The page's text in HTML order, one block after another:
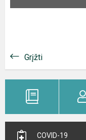
Grįžti
COVID-19